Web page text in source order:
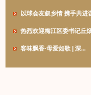
以球会友叙乡情 携手共进
热烈欢迎梅江区委书记丘
客味飘香·母爱如歌 | 深...